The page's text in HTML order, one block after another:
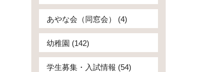
あやな会（同窓会） (4)
幼稚園 (142)
学生募集・入試情報 (54)